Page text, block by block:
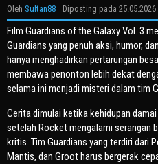
Oleh Sultan88 Diposting pada 25.05.2026
Film Guardians of the Galaxy Vol. 3
Guardians yang penuh aksi, humor,
hanya menghadirkan pertarungan
membawa penonton lebih dekat
selama ini menjadi misteri dalam tim
Cerita dimulai ketika kehidupan
setelah Rocket mengalami serangan
kritis. Tim Guardians yang terdiri dari
Mantis, dan Groot harus bergerak